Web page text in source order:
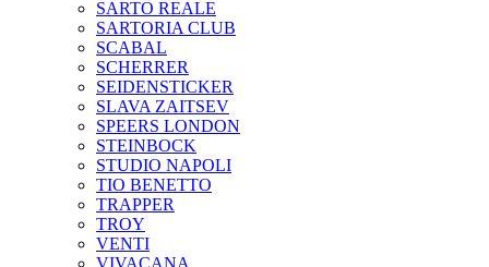
SARTO REALE
SARTORIA CLUB
SCABAL
SCHERRER
SEIDENSTICKER
SLAVA ZAITSEV
SPEERS LONDON
STEINBOCK
STUDIO NAPOLI
TIO BENETTO
TRAPPER
TROY
VENTI
VIVACANA